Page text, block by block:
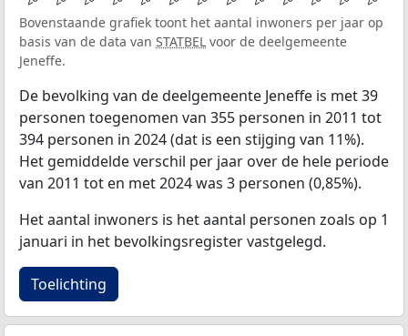
Bovenstaande grafiek toont het aantal inwoners per jaar op
basis van de data van STATBEL voor de deelgemeente
Jeneffe.
De bevolking van de deelgemeente Jeneffe is met 39
personen toegenomen van 355 personen in 2011 tot
394 personen in 2024 (dat is een stijging van 11%).
Het gemiddelde verschil per jaar over de hele periode
van 2011 tot en met 2024 was 3 personen (0,85%).
Het aantal inwoners is het aantal personen zoals op 1
januari in het bevolkingsregister vastgelegd.
Toelichting